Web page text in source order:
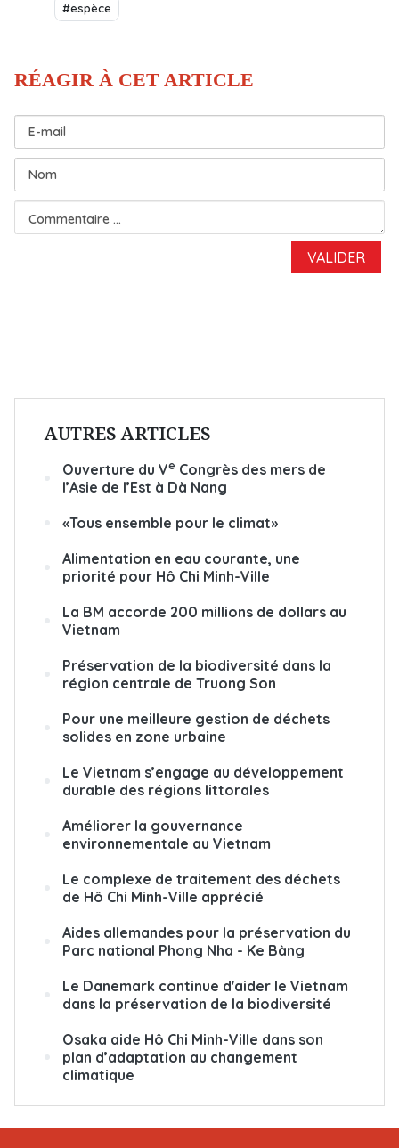
#espèce
AUTRES ARTICLES
Ouverture du Ve Congrès des mers de
l’Asie de l’Est à Dà Nang
«Tous ensemble pour le climat»
Alimentation en eau courante, une
priorité pour Hô Chi Minh-Ville
La BM accorde 200 millions de dollars au
Vietnam
Préservation de la biodiversité dans la
région centrale de Truong Son
Pour une meilleure gestion de déchets
solides en zone urbaine
Le Vietnam s’engage au développement
durable des régions littorales
Améliorer la gouvernance
environnementale au Vietnam
Le complexe de traitement des déchets
de Hô Chi Minh-Ville apprécié
Aides allemandes pour la préservation du
Parc national Phong Nha - Ke Bàng
Le Danemark continue d'aider le Vietnam
dans la préservation de la biodiversité
Osaka aide Hô Chi Minh-Ville dans son
plan d’adaptation au changement
climatique